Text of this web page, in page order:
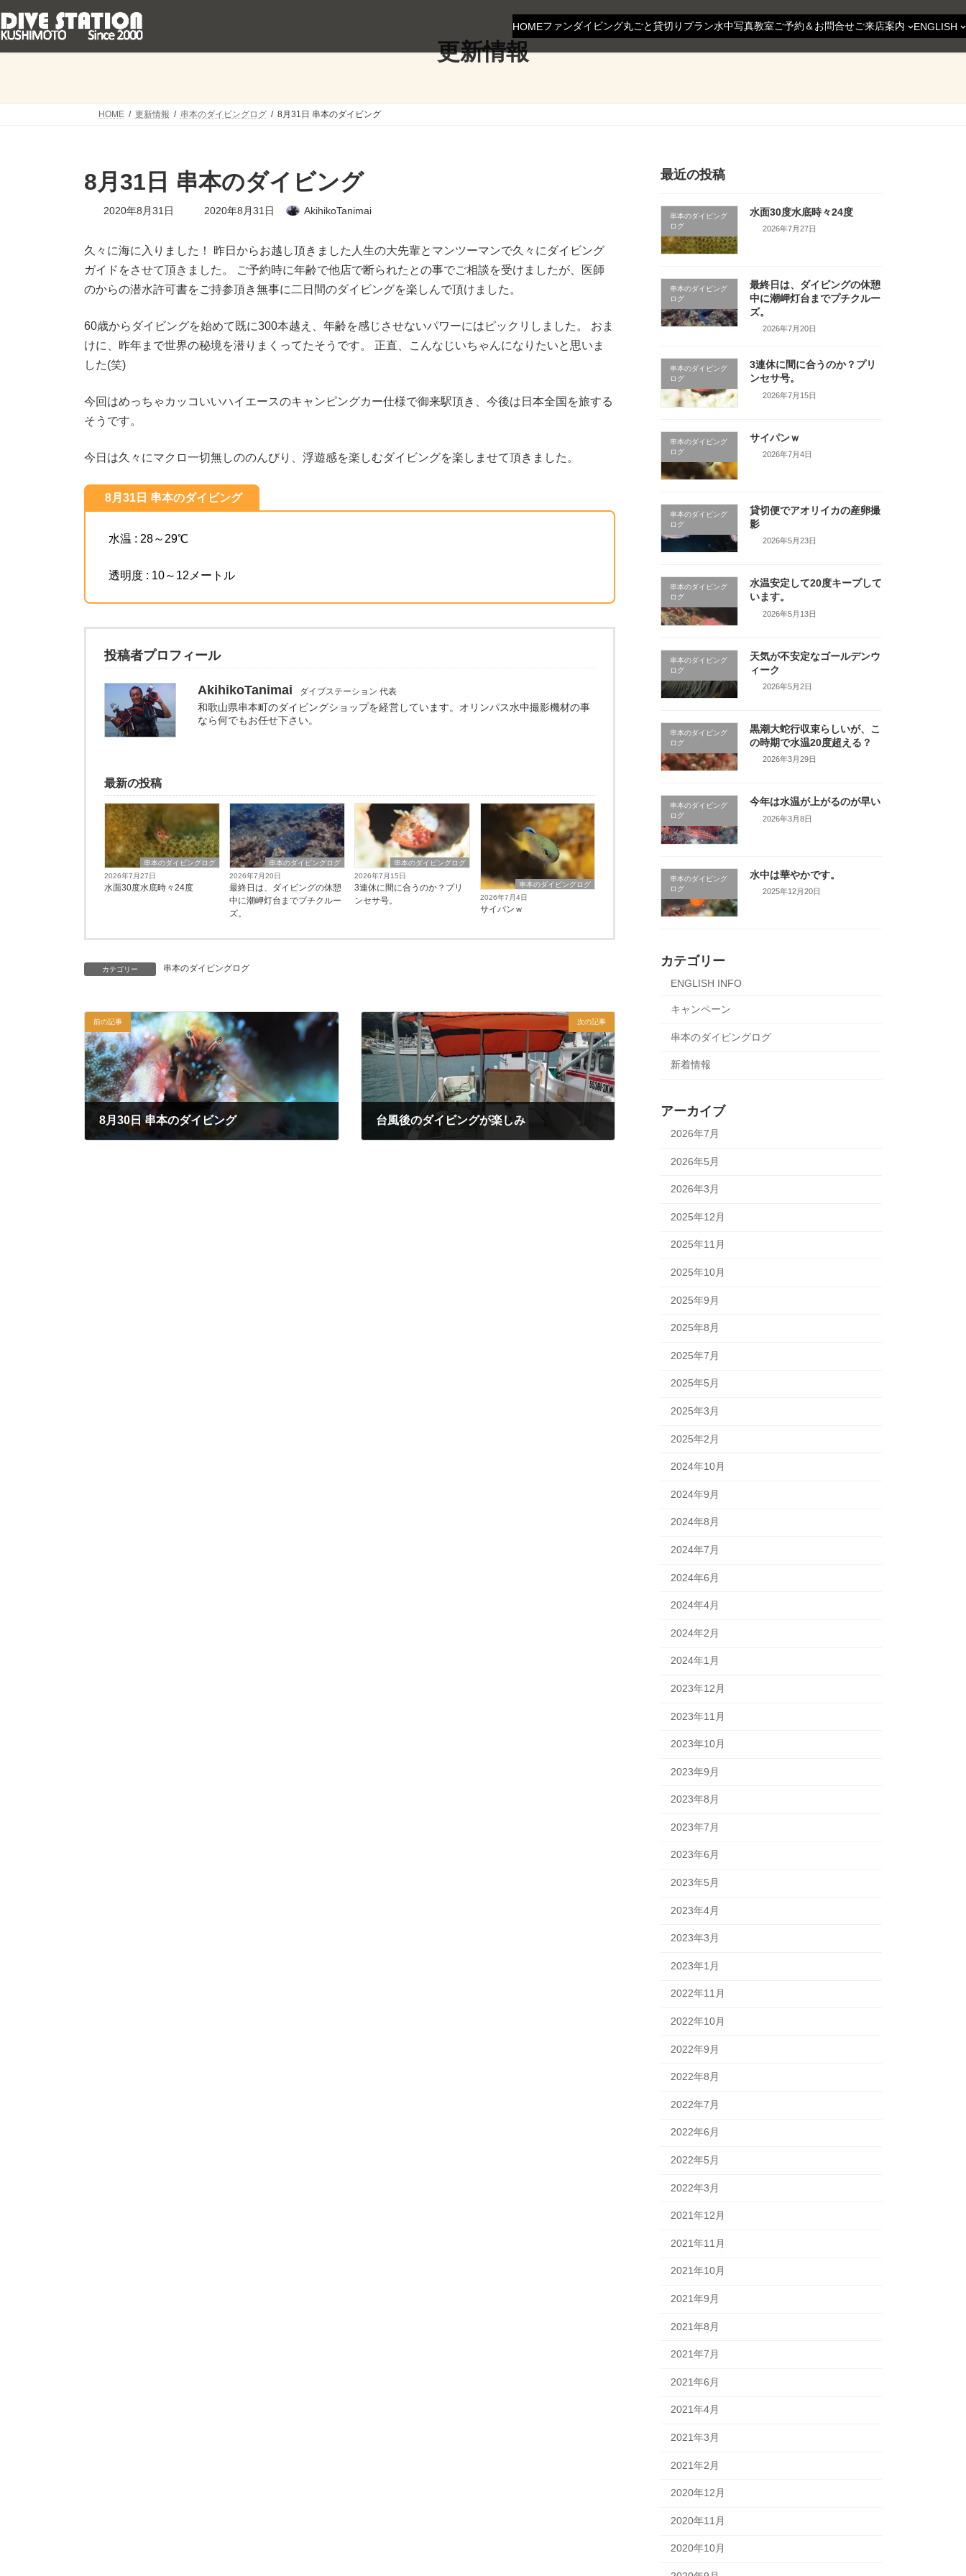
ン
テ
ン
ビ
ゲ
ー
HOMEファンダイビング丸ごと貸切りプラン水中写真教室ご予約＆お問合せご来店案内 ENGLISH
更新情報
HOME 更新情報 串本のダイビングログ 8月31日 串本のダイビング
8月31日 串本のダイビング
2020年8月31日
最
新
時
:
2020年8月31日 AkihikoTanimai
久々に海に入りました！ 昨日からお越し頂きました人生の大先輩とマンツーマンで久々にダイビング
ガイドをさせて頂きました。 ご予約時に年齢で他店で断られたとの事でご相談を受けましたが、医師
のからの潜水許可書をご持参頂き無事に二日間のダイビングを楽しんで頂けました。
60歳からダイビングを始めて既に300本越え、年齢を感じさせないパワーにはピックリしました。 おま
けに、昨年まで世界の秘境を潜りまくってたそうです。 正直、こんなじいちゃんになりたいと思いま
した(笑)
今回はめっちゃカッコいいハイエースのキャンピングカー仕様で御来駅頂き、今後は日本全国を旅する
そうです。
今日は久々にマクロ一切無しののんびり、浮遊感を楽しむダイビングを楽しませて頂きました。
8月31日 串本のダイビング
水温 : 28～29℃
透明度 : 10～12メートル
投稿者プロフィール
AkihikoTanimai ダイブステーション 代表
和歌山県串本町のダイビングショップを経営しています。オリンパス水中撮影機材の事
なら何でもお任せ下さい。
最新の投稿
串本のダイビングログ
2026年7月27日
水面30度水底時々24度
串本のダイビングログ
2026年7月20日
最終日は、ダイビングの休憩
中に潮岬灯台までプチクルー
ズ。
串本のダイビングログ
2026年7月15日
3連休に間に合うのか？プリ
ンセサ号。
串本のダイビングログ
2026年7月4日
サイパンｗ
カテゴリー 串本のダイビングログ
前の記事
8月30日 串本のダイビング
次の記事
台風後のダイビングが楽しみ
最近の投稿
串本のダイビング
ログ
水面30度水底時々24度
2026年7月27日
串本のダイビング
ログ
最終日は、ダイビングの休憩
中に潮岬灯台までプチクルー
ズ。
2026年7月20日
串本のダイビング
ログ
3連休に間に合うのか？プリ
ンセサ号。
2026年7月15日
串本のダイビング
ログ
サイパンｗ
2026年7月4日
串本のダイビング
ログ
貸切便でアオリイカの産卵撮
影
2026年5月23日
串本のダイビング
ログ
水温安定して20度キープして
います。
2026年5月13日
串本のダイビング
ログ
天気が不安定なゴールデンウ
ィーク
2026年5月2日
串本のダイビング
ログ
黒潮大蛇行収束らしいが、こ
の時期で水温20度超える？
2026年3月29日
串本のダイビング
ログ
今年は水温が上がるのが早い
2026年3月8日
串本のダイビング
ログ
水中は華やかです。
2025年12月20日
カテゴリー
ENGLISH INFO
キャンペーン
串本のダイビングログ
新着情報
アーカイブ
2026年7月
2026年5月
2026年3月
2025年12月
2025年11月
2025年10月
2025年9月
2025年8月
2025年7月
2025年5月
2025年3月
2025年2月
2024年10月
2024年9月
2024年8月
2024年7月
2024年6月
2024年4月
2024年2月
2024年1月
2023年12月
2023年11月
2023年10月
2023年9月
2023年8月
2023年7月
2023年6月
2023年5月
2023年4月
2023年3月
2023年1月
2022年11月
2022年10月
2022年9月
2022年8月
2022年7月
2022年6月
2022年5月
2022年3月
2021年12月
2021年11月
2021年10月
2021年9月
2021年8月
2021年7月
2021年6月
2021年4月
2021年3月
2021年2月
2020年12月
2020年11月
2020年10月